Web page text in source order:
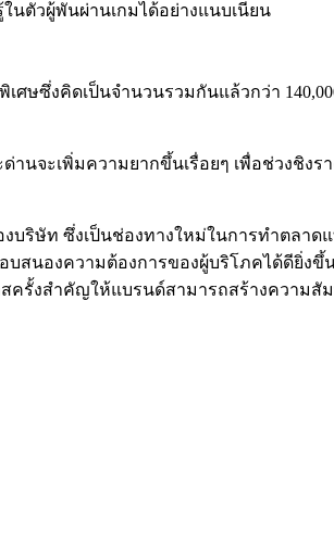
นตัวผู้พันผ่านเกมได้อย่างแนบเนียน
ศษซึ่งคิดเป็นจำนวนรวมกันแล้วกว่า
ด่านจะเพิ่มความยากขึ้นเรื่อยๆ เพื่อช่วงชิง
งบริษัท ซึ่งเป็นช่องทางใหม่ในการทำตลา
นองความต้องการของผู้บริโภคได้ดียิ่งขึ้
าสครั้งสำคัญให้แบรนด์สามารถสร้างความ